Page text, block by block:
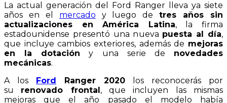
La actual generación del Ford Ranger lleva ya siete
años en el mercado y luego detres años sin
actualizaciones en América Latina, la firma
estadounidense presentó una nueva puesta al día,
que incluye cambios exteriores, además de mejoras
en la dotación y una serie de novedades
mecánicas.
A los Ford Ranger 2020 los reconocerás por
su renovado frontal, que incluyen las mismas
mejoras que el año pasado el modelo había